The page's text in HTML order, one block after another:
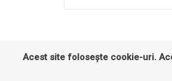
Acest site folosește cookie-uri.